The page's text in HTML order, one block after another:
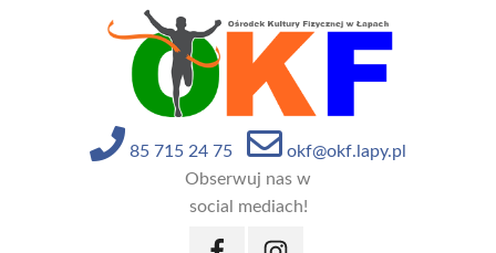
85 715 24 75
okf@okf.lapy.pl
Obserwuj nas w
social mediach!